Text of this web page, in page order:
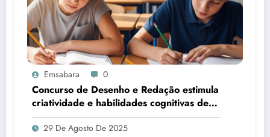
Emsabara 0
Concurso de Desenho e Redação estimula
criatividade e habilidades cognitivas de
jovens; inscrições abertas até 1º de
setembro
29 De Agosto De 2025